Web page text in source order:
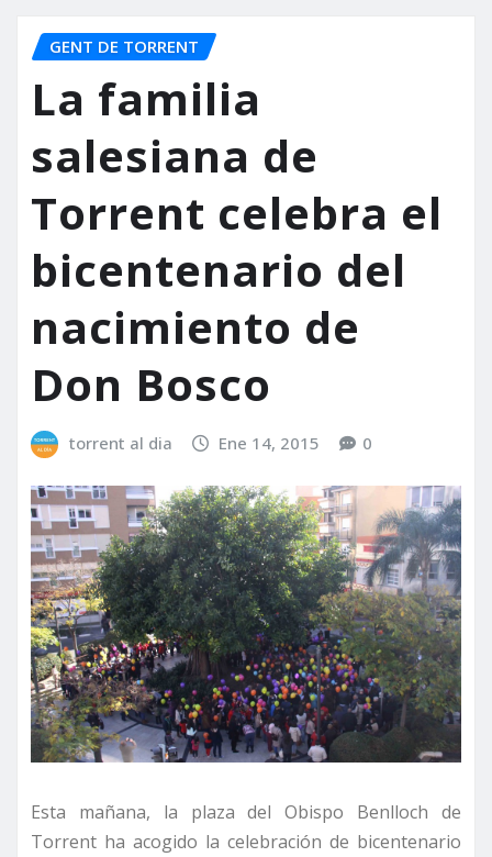
GENT DE TORRENT
La familia
salesiana de
Torrent celebra el
bicentenario del
nacimiento de
Don Bosco
torrent al dia Ene 14, 2015 0
Esta mañana, la plaza del Obispo Benlloch de
Torrent ha acogido la celebración de bicentenario